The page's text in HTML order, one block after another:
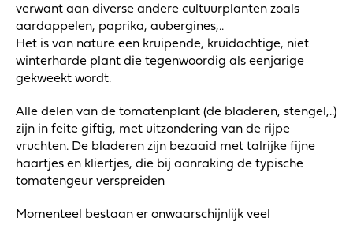
verwant aan diverse andere cultuurplanten zoals
aardappelen, paprika, aubergines,..
Het is van nature een kruipende, kruidachtige, niet
winterharde plant die tegenwoordig als eenjarige
gekweekt wordt.
Alle delen van de tomatenplant (de bladeren, stengel,..)
zijn in feite giftig, met uitzondering van de rijpe
vruchten. De bladeren zijn bezaaid met talrijke fijne
haartjes en kliertjes, die bij aanraking de typische
tomatengeur verspreiden
Momenteel bestaan er onwaarschijnlijk veel